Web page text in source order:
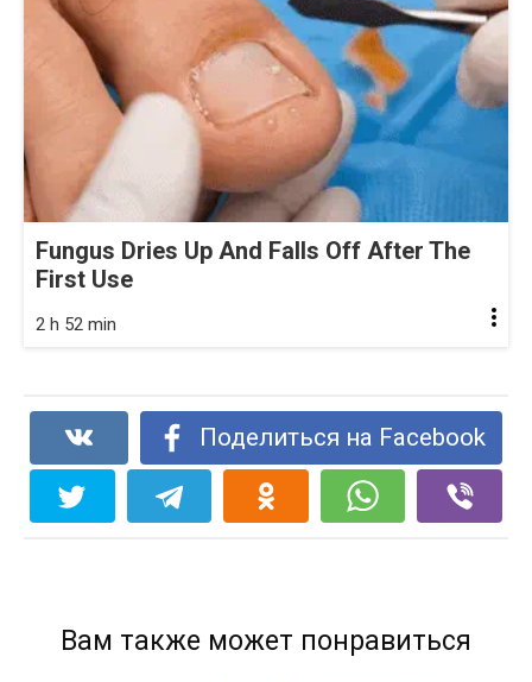
Fungus Dries Up And Falls Off After The
First Use
2 h 52 min
Поделиться на Facebook
Вам также может понравиться